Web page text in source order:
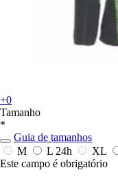
+0
Tamanho
*
Guia de tamanhos
M
L 24h XL
Este campo é obrigatório